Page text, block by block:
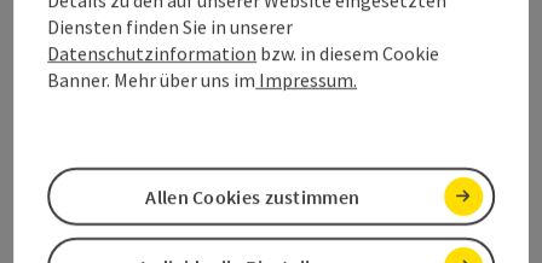
Barrierefreiheit
Beitrag merken
zum Merkzettel
Beitrag drucken
In der Nähe
Diensten finden Sie in unserer
Datenschutzinformation bzw. in diesem Cookie
Banner. Mehr über uns im Impressum.
Allen Cookies zustimmen